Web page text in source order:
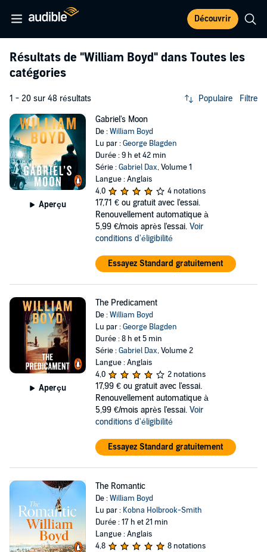
Découvrir
Résultats de "William Boyd" dans Toutes les
catégories
1 - 20 sur 48 résultats Populaire Filtre
Aperçu
Gabriel's Moon
De :William Boyd
Lu par :George Blagden
Durée : 9 h et 42 min
Série :Gabriel Dax, Volume 1
Langue : Anglais
4,0
4 notations
17,71 € ou gratuit avec l'essai.
Renouvellement automatique à
5,99 €/mois après l'essai. Voir
conditions d'éligibilité
Essayez Standard gratuitement
Aperçu
The Predicament
De :William Boyd
Lu par :George Blagden
Durée : 8 h et 5 min
Série :Gabriel Dax, Volume 2
Langue : Anglais
4,0
2 notations
17,99 € ou gratuit avec l'essai.
Renouvellement automatique à
5,99 €/mois après l'essai. Voir
conditions d'éligibilité
Essayez Standard gratuitement
The Romantic
De :William Boyd
Lu par : Kobna Holbrook-Smith
Durée : 17 h et 21 min
Langue : Anglais
4,8
8 notations